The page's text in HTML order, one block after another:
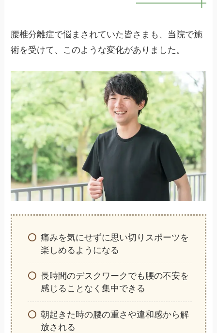
腰椎分離症で悩まされていた皆さまも、当院で施
術を受けて、このような変化がありました。
痛みを気にせずに思い切りスポーツを
楽しめるようになる
長時間のデスクワークでも腰の不安を
感じることなく集中できる
朝起きた時の腰の重さや違和感から解
放される